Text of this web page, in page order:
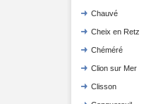
Chauvé
Cheix en Retz
Chéméré
Clion sur Mer
Clisson